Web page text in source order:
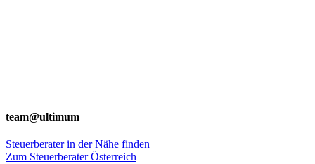
team@ultimum
Steuerberater in der Nähe finden
Zum Steuerberater Österreich